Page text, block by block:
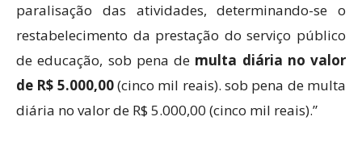
paralisação das atividades, determinando-se o
restabelecimento da prestação do serviço público
de educação, sob pena de multa diária no valor
de R$ 5.000,00(cinco mil reais). sob pena de multa
diária no valor de R$ 5.000,00 (cinco mil reais).”